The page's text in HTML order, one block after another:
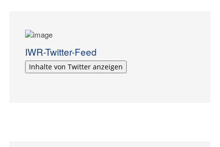
IWR-Twitter-Feed
Inhalte von Twitter anzeigen